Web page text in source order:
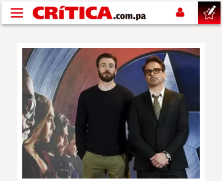
Pasar al contenido principal
SUCESOS
NACIONAL
POLÍTICA